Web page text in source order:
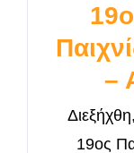
–
19ος